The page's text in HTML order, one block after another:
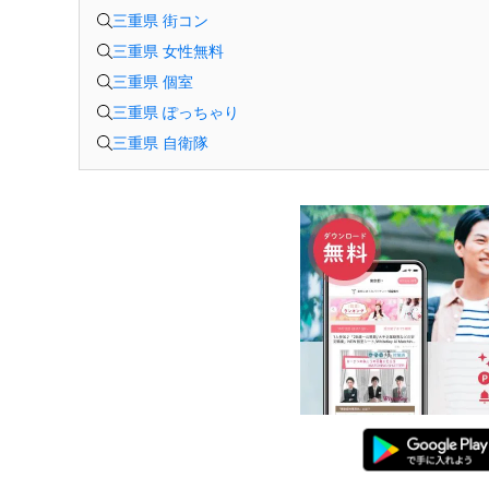
三重県 街コン
三重県 女性無料
三重県 個室
三重県 ぽっちゃり
三重県 自衛隊